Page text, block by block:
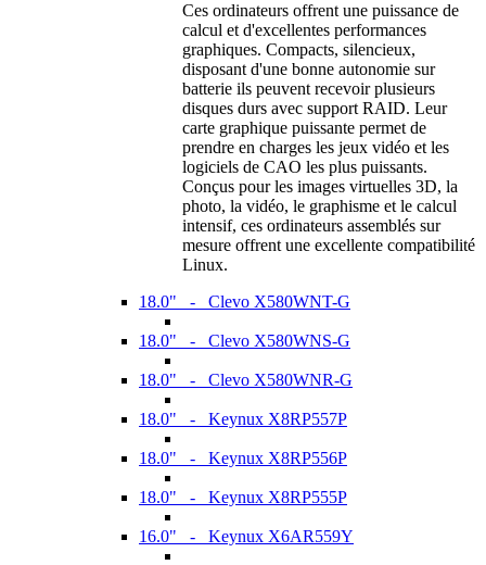
Ces ordinateurs offrent une puissance de
calcul et d'excellentes performances
graphiques. Compacts, silencieux,
disposant d'une bonne autonomie sur
batterie ils peuvent recevoir plusieurs
disques durs avec support RAID. Leur
carte graphique puissante permet de
prendre en charges les jeux vidéo et les
logiciels de CAO les plus puissants.
Conçus pour les images virtuelles 3D, la
photo, la vidéo, le graphisme et le calcul
intensif, ces ordinateurs assemblés sur
mesure offrent une excellente compatibilité
Linux.
18.0" - Clevo X580WNT-G
18.0" - Clevo X580WNS-G
18.0" - Clevo X580WNR-G
18.0" - Keynux X8RP557P
18.0" - Keynux X8RP556P
18.0" - Keynux X8RP555P
16.0" - Keynux X6AR559Y